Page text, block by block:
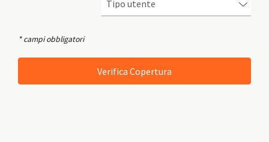
* campi obbligatori